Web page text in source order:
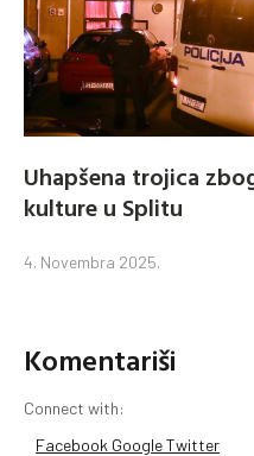
Uhapšena trojica
kulture u Splitu
4. Novembra 2025.
Komentariši
Connect with:
Facebook GoogleTwitter